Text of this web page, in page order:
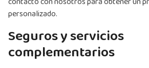
personalizado.
Seguros y servicios
complementarios